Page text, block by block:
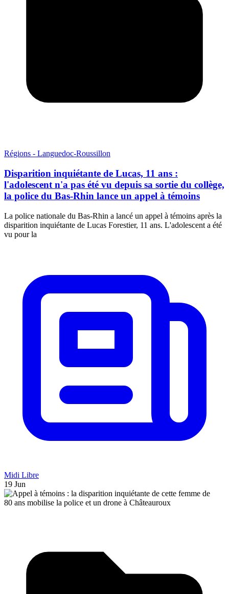
Régions - Languedoc-Roussillon
Disparition inquiétante de Lucas, 11 ans :
l'adolescent n'a pas été vu depuis sa sortie du collège,
la police du Bas-Rhin lance un appel à témoins
La police nationale du Bas-Rhin a lancé un appel à témoins après la
disparition inquiétante de Lucas Forestier, 11 ans. L'adolescent a été
vu pour la
Midi Libre
19 Jun